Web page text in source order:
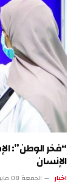
“فخر الوطن”:
الإنسان
اخبار الجمعة 08 مايو 1:35 م